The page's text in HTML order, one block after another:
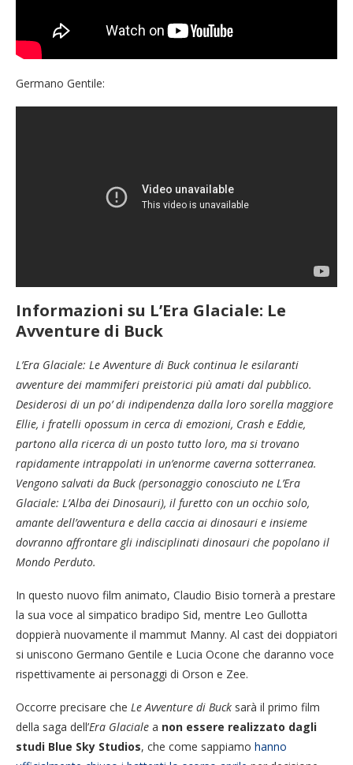
Germano Gentile:
Informazioni su L’Era Glaciale: Le
Avventure di Buck
L’Era Glaciale: Le Avventure di Buck continua le esilaranti
avventure dei mammiferi preistorici più amati dal pubblico.
Desiderosi di un po’ di indipendenza dalla loro sorella maggiore
Ellie, i fratelli opossum in cerca di emozioni, Crash e Eddie,
partono alla ricerca di un posto tutto loro, ma si trovano
rapidamente intrappolati in un’enorme caverna sotterranea.
Vengono salvati da Buck (personaggio conosciuto ne L’Era
Glaciale: L’Alba dei Dinosauri), il furetto con un occhio solo,
amante dell’avventura e della caccia ai dinosauri e insieme
dovranno affrontare gli indisciplinati dinosauri che popolano il
Mondo Perduto.
In questo nuovo film animato, Claudio Bisio tornerà a prestare
la sua voce al simpatico bradipo Sid, mentre Leo Gullotta
doppierà nuovamente il mammut Manny. Al cast dei doppiatori
si uniscono Germano Gentile e Lucia Ocone che daranno voce
rispettivamente ai personaggi di Orson e Zee.
Occorre precisare che Le Avventure di Buck sarà il primo film
della saga dell’Era Glaciale a non essere realizzato dagli
studi Blue Sky Studios, che come sappiamo hanno